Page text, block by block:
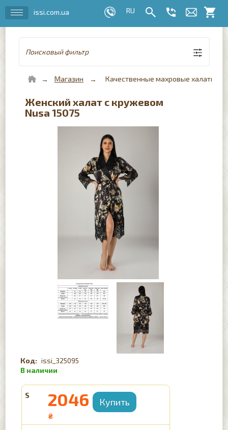
issi.com.ua
Поисковый фильтр
Магазин Качественные махровые халаты
Женский халат с кружевом
Nusa 15075
issi_325095
S 2046
₴